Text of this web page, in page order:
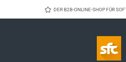
Zum Hauptinhalt springenDER B2B-ONLINE-SHOP FÜR